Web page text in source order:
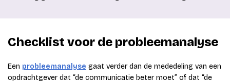
Checklist voor de probleemanalyse
Een probleemanalyse gaat verder dan de mededeling van een
opdrachtgever dat “de communicatie beter moet” of dat “de